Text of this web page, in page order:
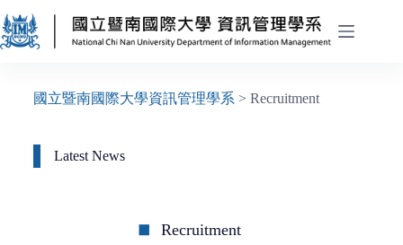
國立暨南國際大學資訊管理學系 > Recruitment
Latest News
Recruitment